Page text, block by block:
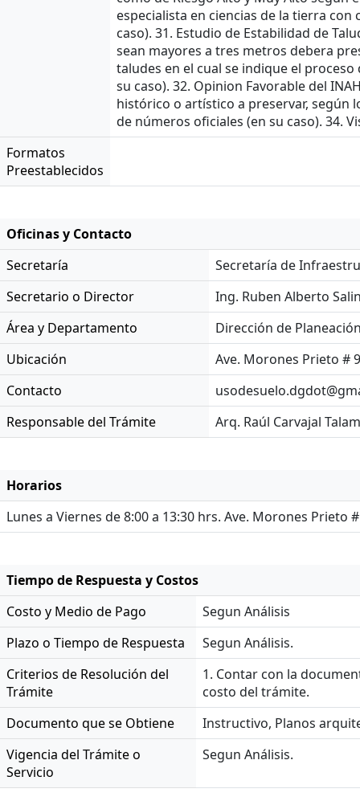
especialista en ciencias de la tierra
caso). 31. Estudio de Estabilidad de
sean mayores a tres metros debera
taludes en el cual se indique el
su caso). 32. Opinion Favorable del
histórico o artístico a preservar, según
de números oficiales (en su caso). 34.
Formatos
Preestablecidos
Oficinas y Contacto
Secretaría
Secretaría de
Secretario o Director
Ing. Ruben Alberto
Área y Departamento
Dirección de
Ubicación
Ave. Morones Prieto #
Contacto
Responsable del Trámite
Arq. Raúl Carvajal
Horarios
Lunes a Viernes de 8:00 a 13:30 hrs. Ave. Morones Prieto
Tiempo de Respuesta y Costos
Costo y Medio de Pago
Segun Análisis
Plazo o Tiempo de Respuesta
Segun Análisis.
Criterios de Resolución del
Trámite
1. Contar con la
costo del trámite.
Documento que se Obtiene
Instructivo, Planos
Vigencia del Trámite o
Servicio
Segun Análisis.